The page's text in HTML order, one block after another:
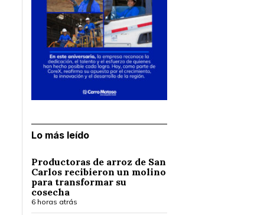
Lo más leído
Productoras de arroz de San
Carlos recibieron un molino
para transformar su
cosecha
6 horas atrás